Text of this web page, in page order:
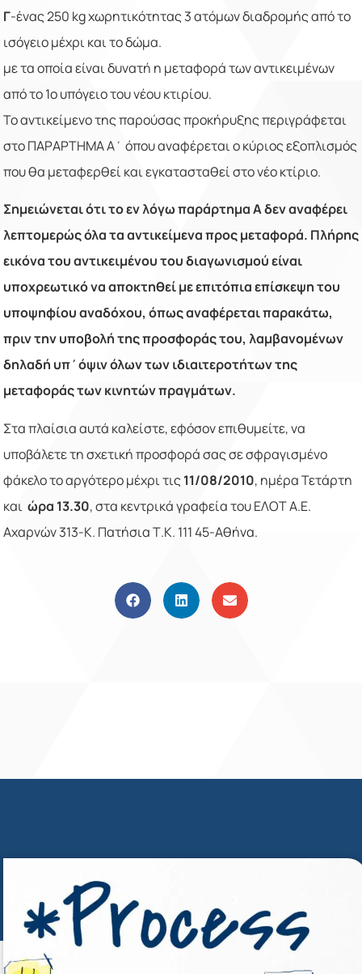
Γ-ένας 250 kg χωρητικότητας 3 ατόμων διαδρομής από το
ισόγειο μέχρι και το δώμα.
με τα οποία είναι δυνατή η μεταφορά των αντικειμένων
από το 1ο υπόγειο του νέου κτιρίου.
Το αντικείμενο της παρούσας προκήρυξης περιγράφεται
στο ΠΑΡΑΡΤΗΜΑ Α΄ όπου αναφέρεται ο κύριος εξοπλισμός
που θα μεταφερθεί και εγκατασταθεί στο νέο κτίριο.
Σημειώνεται ότι το εν λόγω παράρτημα Α δεν αναφέρει
λεπτομερώς όλα τα αντικείμενα προς μεταφορά. Πλήρης
εικόνα του αντικειμένου του διαγωνισμού είναι
υποχρεωτικό να αποκτηθεί με επιτόπια επίσκεψη του
υποψηφίου αναδόχου, όπως αναφέρεται παρακάτω,
πριν την υποβολή της προσφοράς του, λαμβανομένων
δηλαδή υπ΄όψιν όλων των ιδιαιτεροτήτων της
μεταφοράς των κινητών πραγμάτων.
Στα πλαίσια αυτά καλείστε, εφόσον επιθυμείτε, να
υποβάλετε τη σχετική προσφορά σας σε σφραγισμένο
φάκελο το αργότερο μέχρι τις11/08/2010, ημέρα Τετάρτη
και ώρα 13.30, στα κεντρικά γραφεία του ΕΛΟΤ Α.Ε.
Αχαρνών 313-Κ. Πατήσια Τ.Κ. 111 45-Αθήνα.